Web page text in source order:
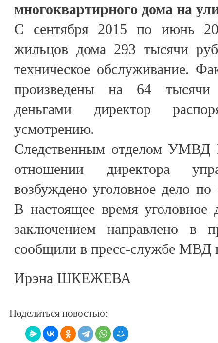
многоквартирного дома на
С сентября 2015 по июнь
жильцов дома 293 тысячи
техническое обслуживание.
произведены на 64 тысячи
деньгами директор
усмотрению.
Следственным отделом УМВД
отношении директора
возбуждено уголовное дело
В настоящее время уголовное
заключением направлено в
сообщили в пресс-службе МВД
Ирэна ШКЕЖЕВА
Поделиться новостью: